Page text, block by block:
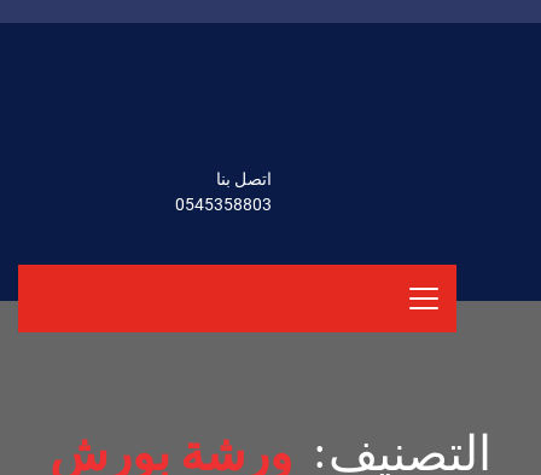
اتصل بنا
0545358803
التصنيف: ورشة بورش